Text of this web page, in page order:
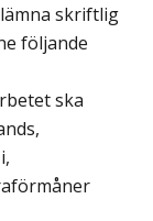
skriftlig
följande
ska